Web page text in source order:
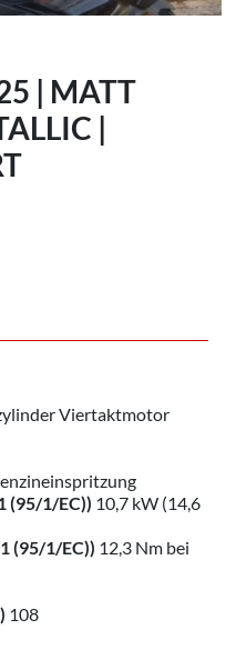
| MATT
|
Viertaktmotor
(95/1/EC)) 10,7 kW (14,6
(95/1/EC)) 12,3 Nm bei
108